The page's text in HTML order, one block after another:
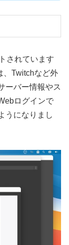
されています
、Twitchなど外
ーバー情報やス
ログインで
うになりまし